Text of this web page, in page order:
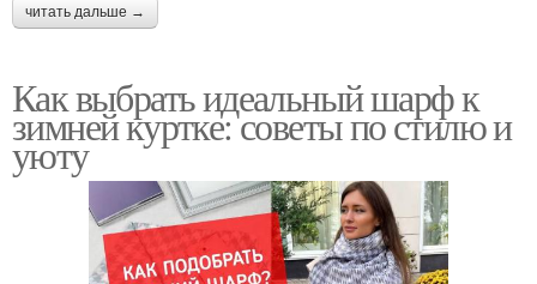
читать дальше →
Как выбрать идеальный шарф к
зимней куртке: советы по стилю и
уюту